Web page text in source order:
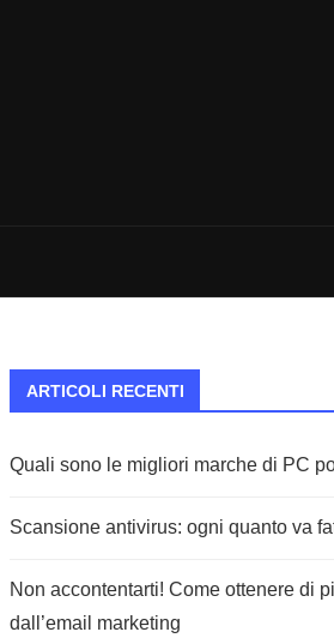
ARTICOLI RECENTI
Quali sono le migliori marche di PC
Scansione antivirus: ogni quanto va
Non accontentarti! Come ottenere di
dall’email marketing